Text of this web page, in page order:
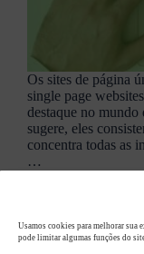
Usamos cookies para melhorar sua
pode limitar algumas funções do
Os sites de página
single page
destaque no
sugere, eles
concentra todas as
…